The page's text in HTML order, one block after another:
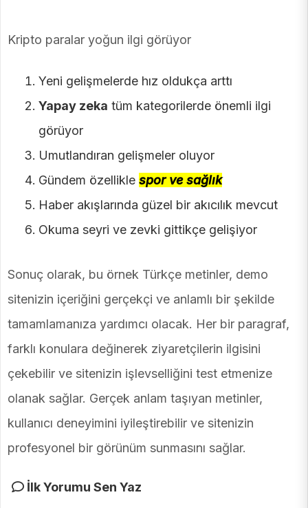
Kripto paralar yoğun ilgi görüyor
Yeni gelişmelerde hız oldukça arttı
Yapay zeka tüm kategorilerde önemli ilgi
görüyor
Umutlandıran gelişmeler oluyor
Gündem özellikle spor ve sağlık
Haber akışlarında güzel bir akıcılık mevcut
Okuma seyri ve zevki gittikçe gelişiyor
Sonuç olarak, bu örnek Türkçe metinler, demo
sitenizin içeriğini gerçekçi ve anlamlı bir şekilde
tamamlamanıza yardımcı olacak. Her bir paragraf,
farklı konulara değinerek ziyaretçilerin ilgisini
çekebilir ve sitenizin işlevselliğini test etmenize
olanak sağlar. Gerçek anlam taşıyan metinler,
kullanıcı deneyimini iyileştirebilir ve sitenizin
profesyonel bir görünüm sunmasını sağlar.
İlk Yorumu Sen Yaz